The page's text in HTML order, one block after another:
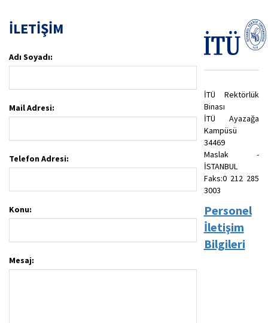
İLETİŞİM
Adı Soyadı:
Mail Adresi:
Telefon Adresi:
Konu:
Mesaj:
İTÜ Rektörlük
Binası
İTÜ Ayazağa
Kampüsü
34469
Maslak -
İSTANBUL
Faks:0 212 285
3003
Personel
İletişim
Bilgileri